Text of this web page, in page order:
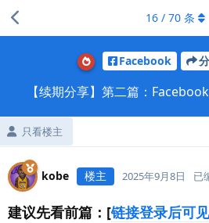
Facebook
【续期分享】第二篇：
只看楼主
16 / 70 条
kobe 楼主 2025年9月8日 已
建议先看前篇：[链接登录后可见